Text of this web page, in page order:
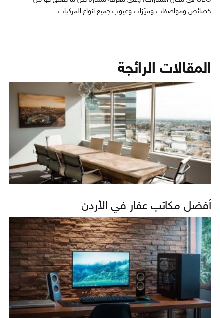
خصائص ومواصفات وميّزات وعيوب جميع انواع المركبات .
المقالات الرائجة
أفضل مكاتب عقار في الأردن